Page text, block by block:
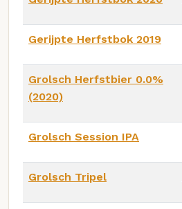
Gerijpte Herfstbok 2019
Grolsch Herfstbier 0.0%
(2020)
Grolsch Session IPA
Grolsch Tripel